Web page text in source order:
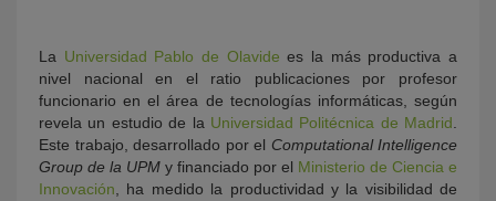
La Universidad Pablo de Olavide es la más productiva a
nivel nacional en el ratio publicaciones por profesor
funcionario en el área de tecnologías informáticas, según
revela un estudio de la Universidad Politécnica de Madrid
Este trabajo, desarrollado por el Computational Intelligence
Group de la UPM y financiado por el Ministerio de Ciencia e
Innovación , ha medido la productividad y la visibilidad de